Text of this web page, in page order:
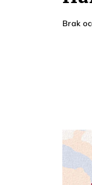
Średnia
Brak